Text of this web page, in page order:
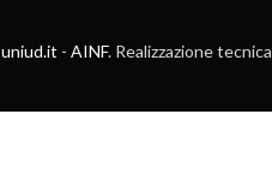
uniud.it - AINF. Realizzazione tecnica